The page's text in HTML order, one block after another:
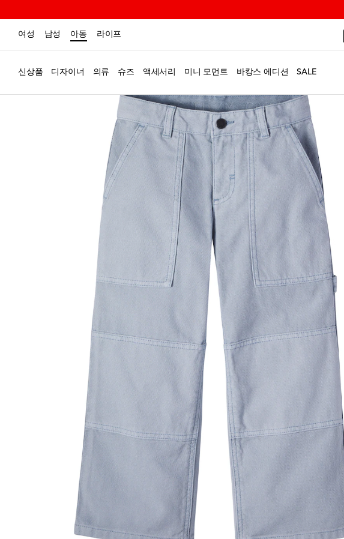
여성 남성 아동 라이프
신상품 디자이너 의류 슈즈 액세서리 미니 모먼트 바캉스 에디션 SALE